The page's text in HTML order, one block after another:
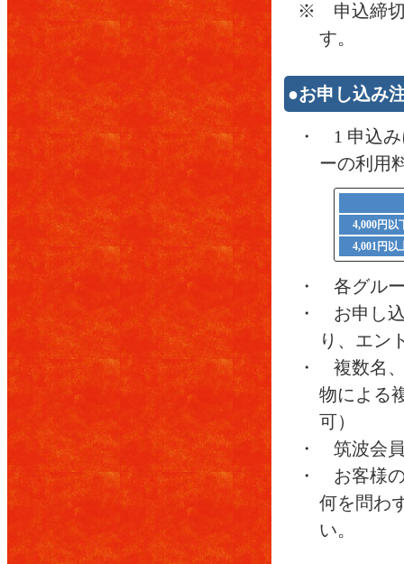
※ 申込締切
す。
●お申し込み
・ 1 申込み
ーの利用
4,000円以
4,001円以
・ 各グル
・ お申し
り、エン
・ 複数名
物による
可）
・ 筑波会
・ お客様
何を問わ
い。